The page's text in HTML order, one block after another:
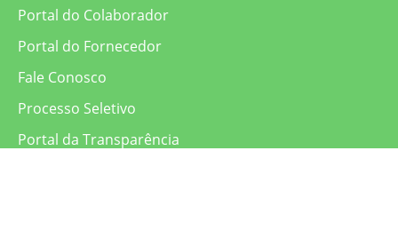
Portal do Colaborador
Portal do Fornecedor
Fale Conosco
Processo Seletivo
Portal da Transparência